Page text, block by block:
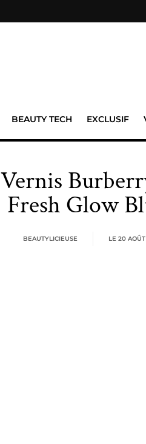
BEAUTY TECH EXCLUSIF
Fresh Glow
BEAUTYLICIEUSE LE 20